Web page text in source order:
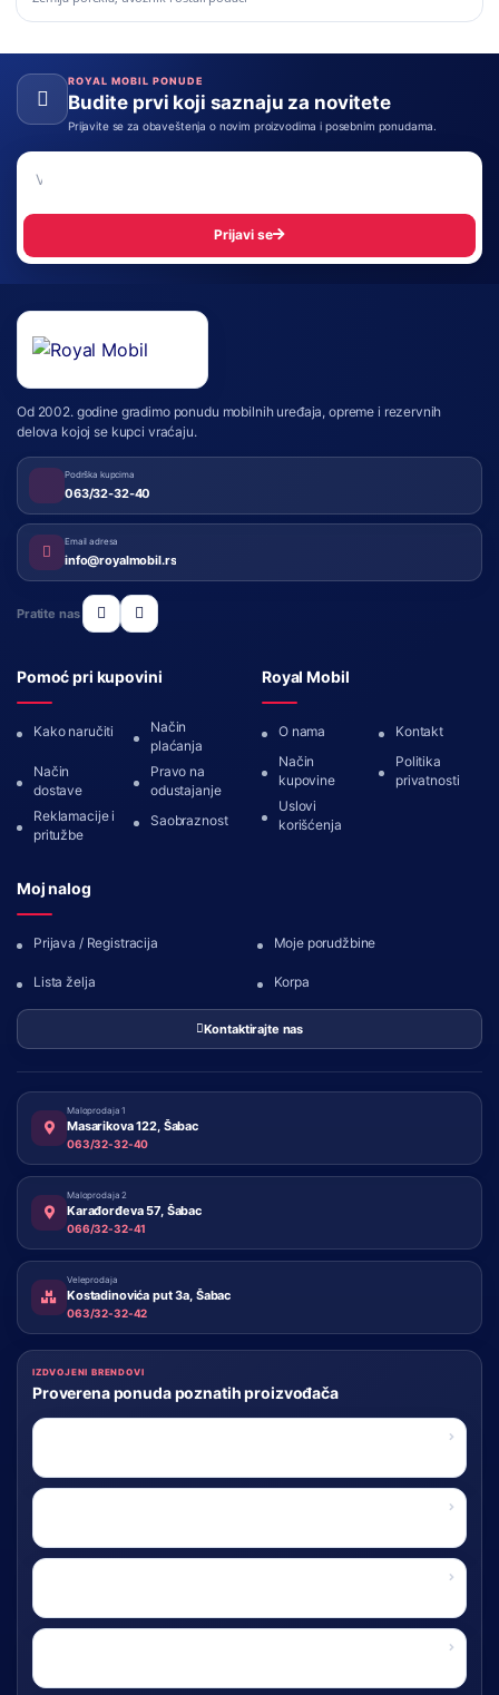
ROYAL MOBIL PONUDE
Budite prvi koji saznaju za novitete
Prijavite se za obaveštenja o novim proizvodima i posebnim ponudama.
Email adresa
Prijavi se
Royal Mobil
Od 2002. godine gradimo ponudu mobilnih uređaja, opreme i rezervnih
delova kojoj se kupci vraćaju.
Podrška kupcima
063/32-32-40
Email adresa
info@royalmobil.rs
Pratite nas
Pomoć pri kupovini
Kako naručiti
Način
plaćanja
Način
dostave
Pravo na
odustajanje
Reklamacije i
pritužbe
Saobraznost
Royal Mobil
O nama
Kontakt
Način
kupovine
Politika
privatnosti
Uslovi
korišćenja
Moj nalog
Prijava / Registracija Moje porudžbine
Lista želja Korpa
Kontaktirajte nas
Maloprodaja 1
Masarikova 122, Šabac
063/32-32-40
Maloprodaja 2
Karađorđeva 57, Šabac
066/32-32-41
Veleprodaja
Kostadinovića put 3a, Šabac
063/32-32-42
IZDVOJENI BRENDOVI
Proverena ponuda poznatih proizvođača